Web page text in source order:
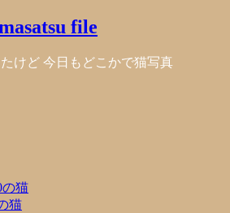
file
けど 今日もどこかで猫写真
の猫
猫